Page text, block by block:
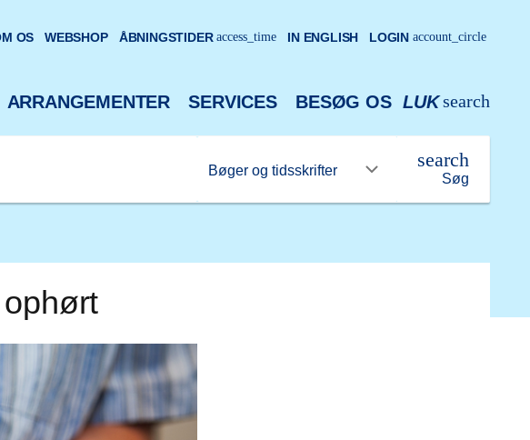
ARRANGEMENTER SERVICES BESØG OS search
LUK
Søg
search
OS WEBSHOP ÅBNINGSTIDER access_time IN ENGLISH LOGIN account_circle